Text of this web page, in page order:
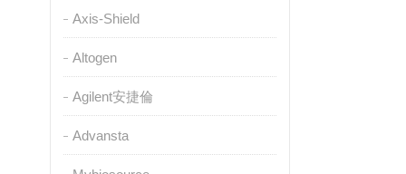
Axis-Shield
Altogen
Agilent安捷倫
Advansta